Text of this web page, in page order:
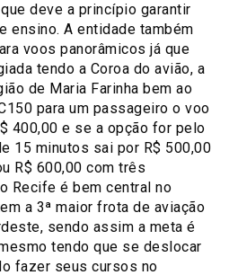
deve a princípio garantir
ensino. A entidade também
voos panorâmicos já que
tendo a Coroa do avião, a
de Maria Farinha bem ao
para um passageiro o voo
400,00 e se a opção for pelo
15 minutos sai por R$ 500,00
R$ 600,00 com três
Recife é bem central no
a 3ª maior frota de aviação
sendo assim a meta é
tendo que se deslocar
fazer seus cursos no